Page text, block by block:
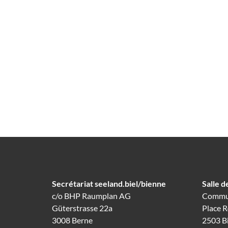
Secrétariat seeland.biel/bienne
c/o BHP Raumplan AG
Güterstrasse 22a
3008 Berne
Salle
Place
2503